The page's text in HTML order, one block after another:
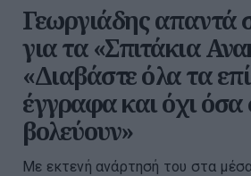
Γεωργιάδης
για τα «Σπιτάκια
«Διαβάστε όλα τα
έγγραφα και όχι όσα
βολεύουν»
Με εκτενή ανάρτησή του στα